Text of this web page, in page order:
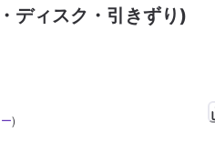
ディスク・引きずり)
)